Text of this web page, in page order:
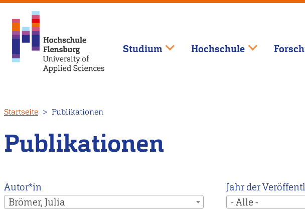
zum
Inhalt
Studium Hochschule
Startseite Publikationen
Publikationen
Autor*in
Brömer, Julia
Jahr der
- Alle -